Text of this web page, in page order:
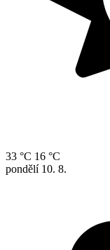
33 °C 16 °C
pondělí 10. 8.